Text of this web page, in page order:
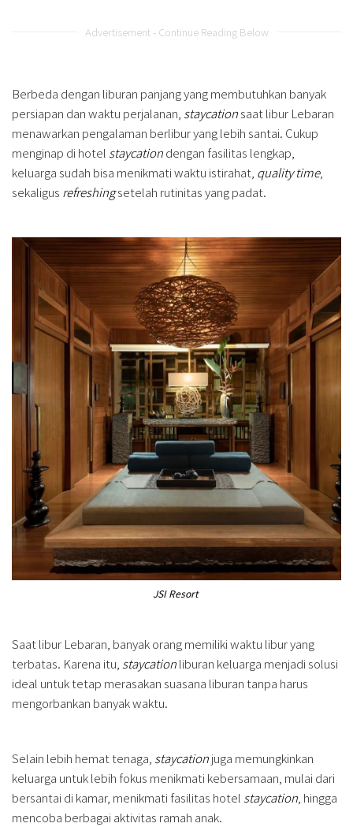
Advertisement - Continue Reading Below
Berbeda dengan liburan panjang yang membutuhkan banyak
persiapan dan waktu perjalanan, staycationsaat libur Lebaran
menawarkan pengalaman berlibur yang lebih santai. Cukup
menginap di hotel staycationdengan fasilitas lengkap,
keluarga sudah bisa menikmati waktu istirahat, quality time,
sekaligus refreshingsetelah rutinitas yang padat.
JSI Resort
Saat libur Lebaran, banyak orang memiliki waktu libur yang
terbatas. Karena itu, staycationliburan keluarga menjadi solusi
ideal untuk tetap merasakan suasana liburan tanpa harus
mengorbankan banyak waktu.
Selain lebih hemat tenaga, staycationjuga memungkinkan
keluarga untuk lebih fokus menikmati kebersamaan, mulai dari
bersantai di kamar, menikmati fasilitas hotel staycation, hingga
mencoba berbagai aktivitas ramah anak.